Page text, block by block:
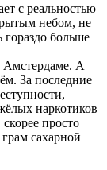
с реальностью
небом, не
гораздо больше
Амстердаме. А
За последние
наркотиков
просто
сахарной